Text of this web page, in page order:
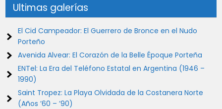
Ultimas galerías
El Cid Campeador: El Guerrero de Bronce en el Nudo
Porteño
Avenida Alvear: El Corazón de la Belle Époque Porteña
ENTel: La Era del Teléfono Estatal en Argentina (1946 –
1990)
Saint Tropez: La Playa Olvidada de la Costanera Norte
(Años ’60 – ’90)